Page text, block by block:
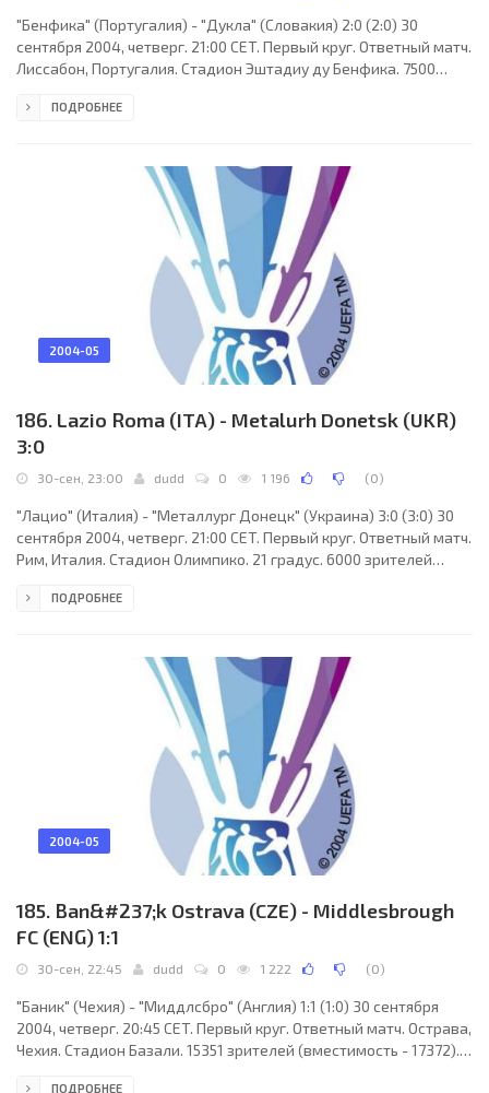
"Бенфика" (Португалия) - "Дукла" (Словакия) 2:0 (2:0) 30
сентября 2004, четверг. 21:00 CET. Первый круг. Ответный матч.
Лиссабон, Португалия. Стадион Эштадиу ду Бенфика. 7500
(Швейцария), Стефан Кюа (Швейцария), Арман Барро
Пети (Эверсон, 45+1), Златко Захович (Карлитуш, 75),
Джованни, Мануэль дос Сантос, Симау (к) (Бруну Агияр, 62),
ПОДРОБНЕЕ
2004-05
186. Lazio Roma (ITA) - Metalurh Donetsk (UKR)
3:0
30-сен, 23:00 dudd 0 1 196 (0)
"Лацио" (Италия) - "Металлург Донецк" (Украина) 3:0 (3:0) 30
сентября 2004, четверг. 21:00 CET. Первый круг. Ответный матч.
Рим, Италия. Стадион Олимпико. 21 градус. 6000 зрителей
(Португалия), Бертину Миранда (Португалия), Антониу Мануэл
Себастьяно Сивилья, Осман Дабо, Паоло Ди Канио, Роберто
Муцци (Роберто Дельгадо, 65), Эмануэле
ПОДРОБНЕЕ
2004-05
185. Ban&#237;k Ostrava (CZE) - Middlesbrough
FC (ENG) 1:1
30-сен, 22:45 dudd 0 1 222 (0)
"Баник" (Чехия) - "Миддлсбро" (Англия) 1:1 (1:0) 30 сентября
2004, четверг. 20:45 CET. Первый круг. Ответный матч. Острава,
Чехия. Стадион Базали. 15351 зрителей (вместимость - 17372).
ПОДРОБНЕЕ